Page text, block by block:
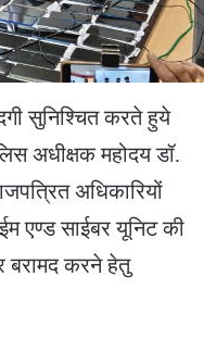
सुनिश्चित करते हुये
अधीक्षक महोदय डॉ.
अधिकारियों
एण्ड साईबर यूनिट की
बरामद करने हेतु